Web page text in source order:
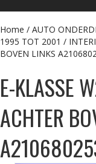
Home / AUTO
1995 TOT 2001 /
BOVEN LINKS
E-KLASSE
ACHTER